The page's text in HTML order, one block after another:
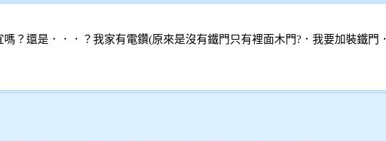
？還是．．．？我家有電鑽(原來是沒有鐵門只有裡面木門?．我要加裝鐵門